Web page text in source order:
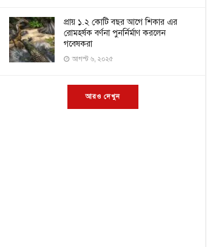
প্রায় ১.২ কোটি বছর আগে শিকার এর
রোমহর্ষক বর্ণনা পুনর্নির্মাণ করলেন
গবেষকরা
আগস্ট ৬, ২০২৫
আরও দেখুন